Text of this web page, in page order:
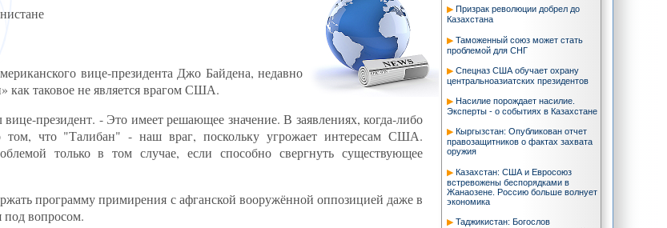
Призрак революции добрел до
Казахстана
Таможенный союз может стать
проблемой для СНГ
Cпецназ США обучает охрану
центральноазиатских президентов
Насилие порождает насилие.
Эксперты - о событиях в Казахстане
Кыргызстан: Опубликован отчет
правозащитников о фактах захвата
оружия
Казахстан: США и Евросоюз
встревожены беспорядками в
Жанаозене. Россию больше волнует
экономика
Таджикистан: Богослов
вице-президента Джо Байдена, недавно
как таковое не является врагом США.
президент. - Это имеет решающее значение. В заявлениях, когда-либо
том, что "Талибан" - наш враг, поскольку угрожает интересам США.
только в том случае, если способно свергнуть существующее
программу примирения с афганской вооружённой оппозицией даже в
под вопросом.